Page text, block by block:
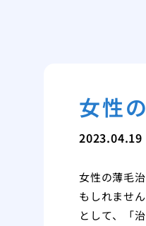
女性
2023.04.19
女性の薄毛
もしれませ
として、「